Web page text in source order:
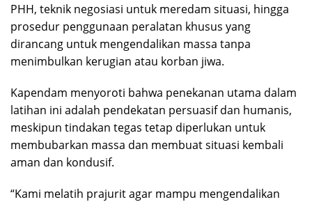
PHH, teknik negosiasi untuk meredam situasi, hingga
prosedur penggunaan peralatan khusus yang
dirancang untuk mengendalikan massa tanpa
menimbulkan kerugian atau korban jiwa.
Kapendam menyoroti bahwa penekanan utama dalam
latihan ini adalah pendekatan persuasif dan humanis,
meskipun tindakan tegas tetap diperlukan untuk
membubarkan massa dan membuat situasi kembali
aman dan kondusif.
“Kami melatih prajurit agar mampu mengendalikan